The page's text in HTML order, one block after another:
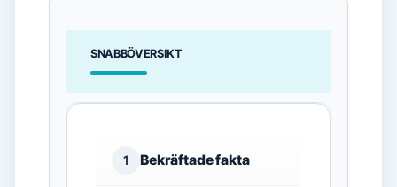
SNABBÖVERSIKT
1 Bekräftade fakta